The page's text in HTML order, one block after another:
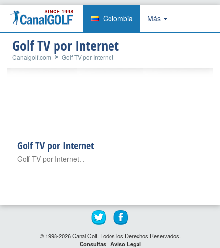
Colombia Más
Golf TV por Internet
Canalgolf.com Golf TV por Internet
Golf TV por Internet
Golf TV por Internet...
© 1998-2026 Canal Golf. Todos los Derechos Reservados.
Consultas Aviso Legal